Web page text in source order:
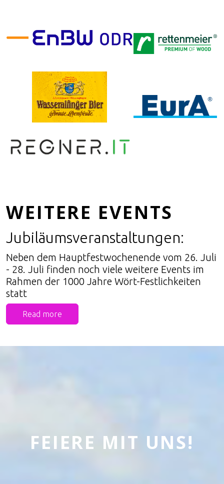
WEITERE EVENTS
Jubiläumsveranstaltungen:
Neben dem Hauptfestwochenende vom 26. Juli
- 28. Juli finden noch viele weitere Events im
Rahmen der 1000 Jahre Wört-Festlichkeiten
statt
Read more
FEIERE MIT UNS!